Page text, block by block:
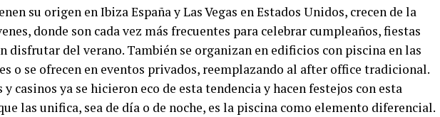
su origen en Ibiza España y Las Vegas en Estados Unidos, crecen de la
donde son cada vez más frecuentes para celebrar cumpleaños, fiestas
disfrutar del verano. También se organizan en edificios con piscina en las
o se ofrecen en eventos privados, reemplazando al after office tradicional.
casinos ya se hicieron eco de esta tendencia y hacen festejos con esta
las unifica, sea de día o de noche, es la piscina como elemento diferencial.